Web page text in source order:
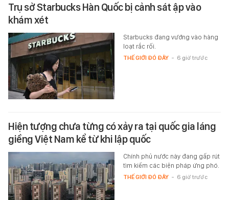
Trụ sở Starbucks Hàn Quốc bị cảnh sát ập vào
khám xét
Starbucks đang vướng vào hàng
loạt rắc rối.
THẾ GIỚI ĐÓ ĐÂY - 6 giờ trước
Hiện tượng chưa từng có xảy ra tại quốc gia láng
giềng Việt Nam kể từ khi lập quốc
Chính phủ nước này đang gấp rút
tìm kiếm các biện pháp ứng phó.
THẾ GIỚI ĐÓ ĐÂY - 6 giờ trước